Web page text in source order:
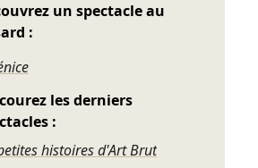
un spectacle au
:
les derniers
:
histoires d'Art Brut